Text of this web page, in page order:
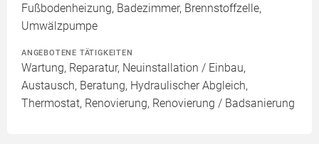
Fußbodenheizung, Badezimmer, Brennstoffzelle,
Umwälzpumpe
ANGEBOTENE TÄTIGKEITEN
Wartung, Reparatur, Neuinstallation / Einbau,
Austausch, Beratung, Hydraulischer Abgleich,
Thermostat, Renovierung, Renovierung / Badsanierung